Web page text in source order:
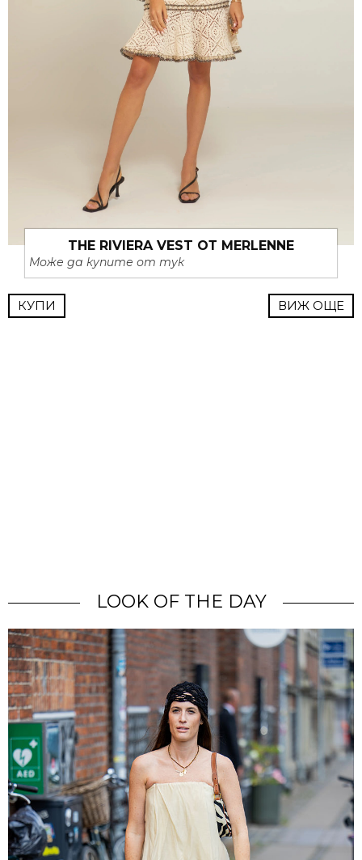
THE RIVIERA VEST ОТ MERLENNE
Може да купите от тук
КУПИ ВИЖ ОЩЕ
LOOK OF THE DAY